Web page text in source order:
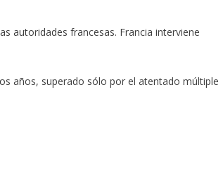
autoridades francesas. Francia interviene
años, superado sólo por el atentado múltiple